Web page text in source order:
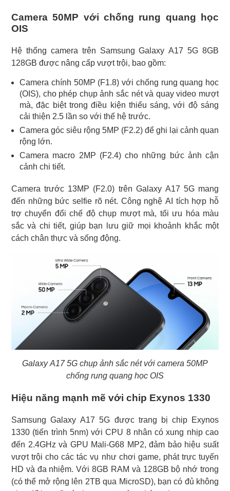
Camera 50MP với chống rung quang học
OIS
Hệ thống camera trên Samsung Galaxy A17 5G 8GB
128GB được nâng cấp vượt trội, bao gồm:
Camera chính 50MP (F1.8) với chống rung quang học
(OIS), cho phép chụp ảnh sắc nét và quay video mượt
mà, đặc biệt trong điều kiện thiếu sáng, với độ sáng
cải thiện 2.5 lần so với thế hệ trước.
Camera góc siêu rộng 5MP (F2.2) để ghi lại cảnh quan
rộng lớn.
Camera macro 2MP (F2.4) cho những bức ảnh cận
cảnh chi tiết.
Camera trước 13MP (F2.0) trên Galaxy A17 5G mang
đến những bức selfie rõ nét. Công nghệ AI tích hợp hỗ
trợ chuyển đổi chế độ chụp mượt mà, tối ưu hóa màu
sắc và chi tiết, giúp bạn lưu giữ mọi khoảnh khắc một
cách chân thực và sống động.
Galaxy A17 5G chụp ảnh sắc nét với camera 50MP
chống rung quang học OIS
Hiệu năng mạnh mẽ với chip Exynos 1330
Samsung Galaxy A17 5G được trang bị chip Exynos
1330 (tiến trình 5nm) với CPU 8 nhân có xung nhịp cao
đến 2.4GHz và GPU Mali-G68 MP2, đảm bảo hiệu suất
vượt trội cho các tác vụ như chơi game, phát trực tuyến
HD và đa nhiệm. Với 8GB RAM và 128GB bộ nhớ trong
(có thể mở rộng lên 2TB qua MicroSD), bạn có đủ không